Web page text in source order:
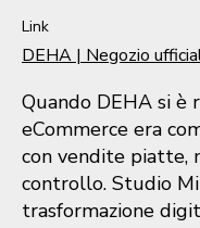
Link
DEHA | Negozio
Quando DEHA si è
eCommerce era
con vendite piatte,
controllo. Studio
trasformazione